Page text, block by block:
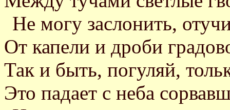
Не могу заслонить,
От капели и дроби
Так и быть, погуляй,
Это падает с неба